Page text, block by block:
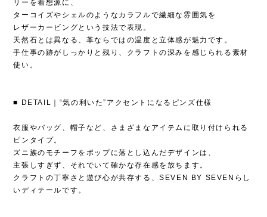
リーを着想源に、
ターコイズやシェルのようなカラフルで繊細な雰囲気を
レザーカービングという技法で表現。
天然石とは異なる、革ならではの温度と立体感が魅力です。
手仕事の跡がしっかりと残り、クラフトの深みを感じられる素材
使い。
■ DETAIL｜“気の利いた”アクセントになるピンズ仕様
衣服やバッグ、帽子など、さまざまなアイテムに取り付けられる
ピンタイプ。
ズニ族のモチーフをポップに落とし込んだデザインは、
主張しすぎず、それでいて確かな存在感を放ちます。
クラフトの丁寧さと遊び心が共存する、SEVEN BY SEVENらし
いディテールです。